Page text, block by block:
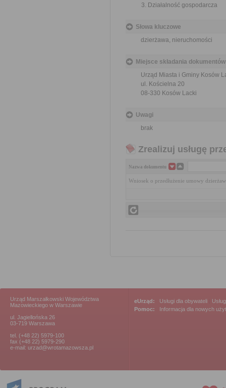
Działalność gospodarcza
Słowa kluczowe
dzierżawa, nieruchomości
Miejsce składania dokumentów
Urząd Miasta i Gminy Kosów
ul. Kościelna 20
08-330 Kosów Lacki
Uwagi
brak
Zrealizuj usługę
Nazwa dokumentu
Wniosek o przedłużenie umowy
Urząd Marszałkowski Województwa
Mazowieckiego w Warszawie
ul. Jagiellońska 26
03-719 Warszawa
tel. (+48 22) 5979-100
fax (+48 22) 5979-290
e-mail: urzad@wrotamazowsza.pl
eUrząd: Usługi dla obywateli
Pomoc:
Informacja dla nowych